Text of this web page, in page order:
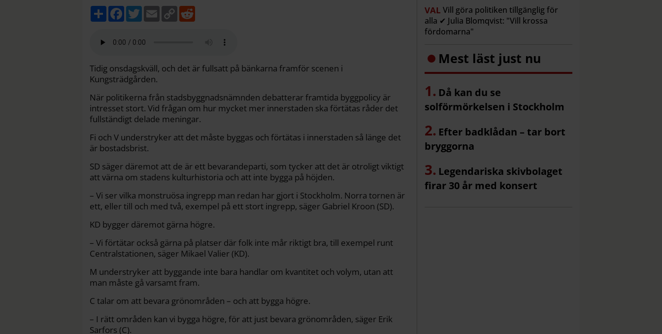
D
e
F
b
k
T
w
t
E
m
C
o
k
Tidig onsdagskväll, och det är fullsatt på bänkarna framför scenen i
Kungsträdgården.
När politikerna från stadsbyggnadsnämnden debatterar framtida byggpolicy är
intresset stort. Vid frågan om hur mycket mer innerstaden ska förtätas råder det
fullständigt delade meningar.
Fi och V understryker att det måste byggas och förtätas i innerstaden så länge det
är bostadsbrist.
SD säger däremot att de är ett bevarandeparti, som tycker att det är otroligt viktigt
att värna om stadens kulturhistoria och att inte bygga på höjden.
– Vi ser vilka monstruösa ingrepp man redan har gjort i Stockholm. Norra tornen är
ett, eller till och med två, exempel på ett stort ingrepp, säger Gabriel Kroon (SD).
KD bygger däremot gärna högre.
– Vi förtätar också gärna på platser där folk inte mår riktigt bra, till exempel runt
Centralstationen, säger Mikael Valier (KD).
M understryker att byggande inte bara handlar om kvantitet och volym, utan att
man måste gå varsamt fram.
C talar om att bevara grönområden – och att bygga högre.
– I rätt områden kan vi bygga högre, för att just bevara grönområden, säger Erik
Sarfors (C).
VAL Vill göra politiken tillgänglig för
alla ✔ Julia Blomqvist: "Vill krossa
fördomarna"
Mest läst just nu
Då kan du se
solförmörkelsen i Stockholm
Efter badklådan – tar bort
bryggorna
Legendariska skivbolaget
firar 30 år med konsert